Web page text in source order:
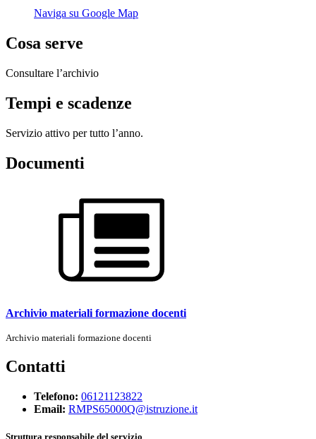
Naviga su Google Map
Cosa serve
Consultare l’archivio
Tempi e scadenze
Servizio attivo per tutto l’anno.
Documenti
Archivio materiali formazione docenti
Archivio materiali formazione docenti
Contatti
Telefono: 06121123822
Email: RMPS65000Q@istruzione.it
Struttura responsabile del servizio